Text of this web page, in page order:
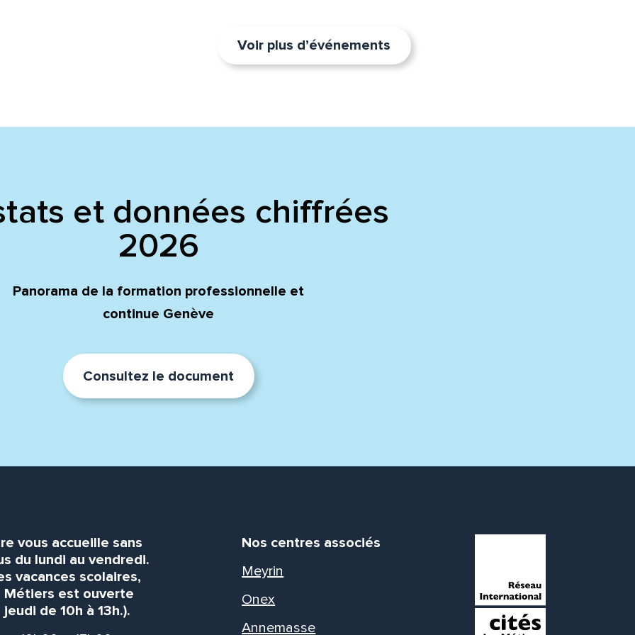
Voir plus d’événements
et données chiffrées
2026
Panorama de la formation professionnelle et
continue Genève
Consultez le document
vous accueille sans
du lundi au vendredi.
vacances scolaires,
Métiers est ouverte
de 10h à 13h.).
Nos centres associés
Meyrin
Onex
Annemasse